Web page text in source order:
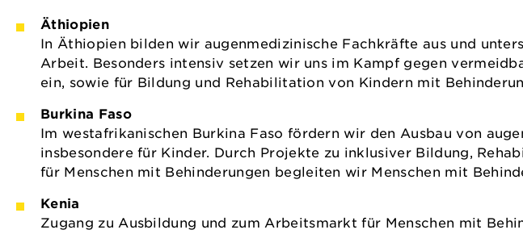
Äthiopien
In Äthiopien bilden wir augenmedizinische Fachkräfte aus und
Arbeit. Besonders intensiv setzen wir uns im Kampf gegen
ein, sowie für Bildung und Rehabilitation von Kindern mit
Burkina Faso
Im westafrikanischen Burkina Faso fördern wir den Ausbau von
insbesondere für Kinder. Durch Projekte zu inklusiver Bildung,
für Menschen mit Behinderungen begleiten wir Menschen mit
Kenia
Zugang zu Ausbildung und zum Arbeitsmarkt für Menschen mit